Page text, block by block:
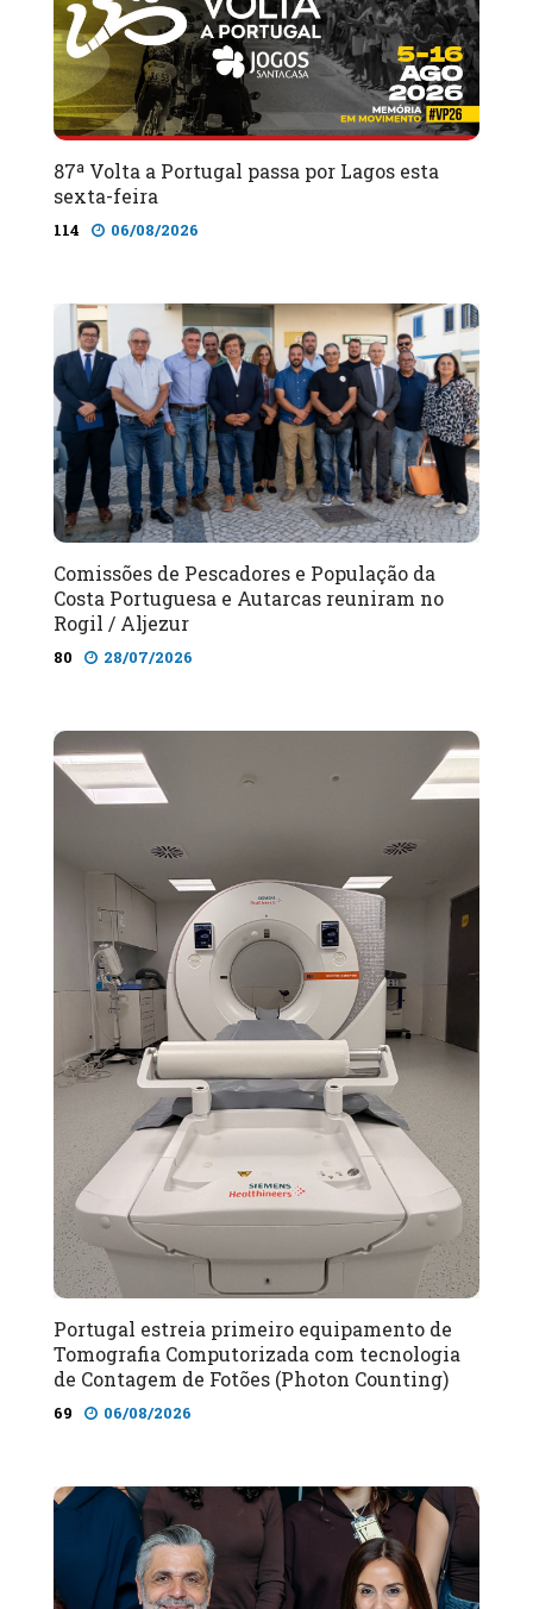
87ª Volta a Portugal passa por Lagos esta
sexta-feira
114 06/08/2026
Comissões de Pescadores e População da
Costa Portuguesa e Autarcas reuniram no
Rogil / Aljezur
80 28/07/2026
Portugal estreia primeiro equipamento de
Tomografia Computorizada com tecnologia
de Contagem de Fotões (Photon Counting)
69 06/08/2026